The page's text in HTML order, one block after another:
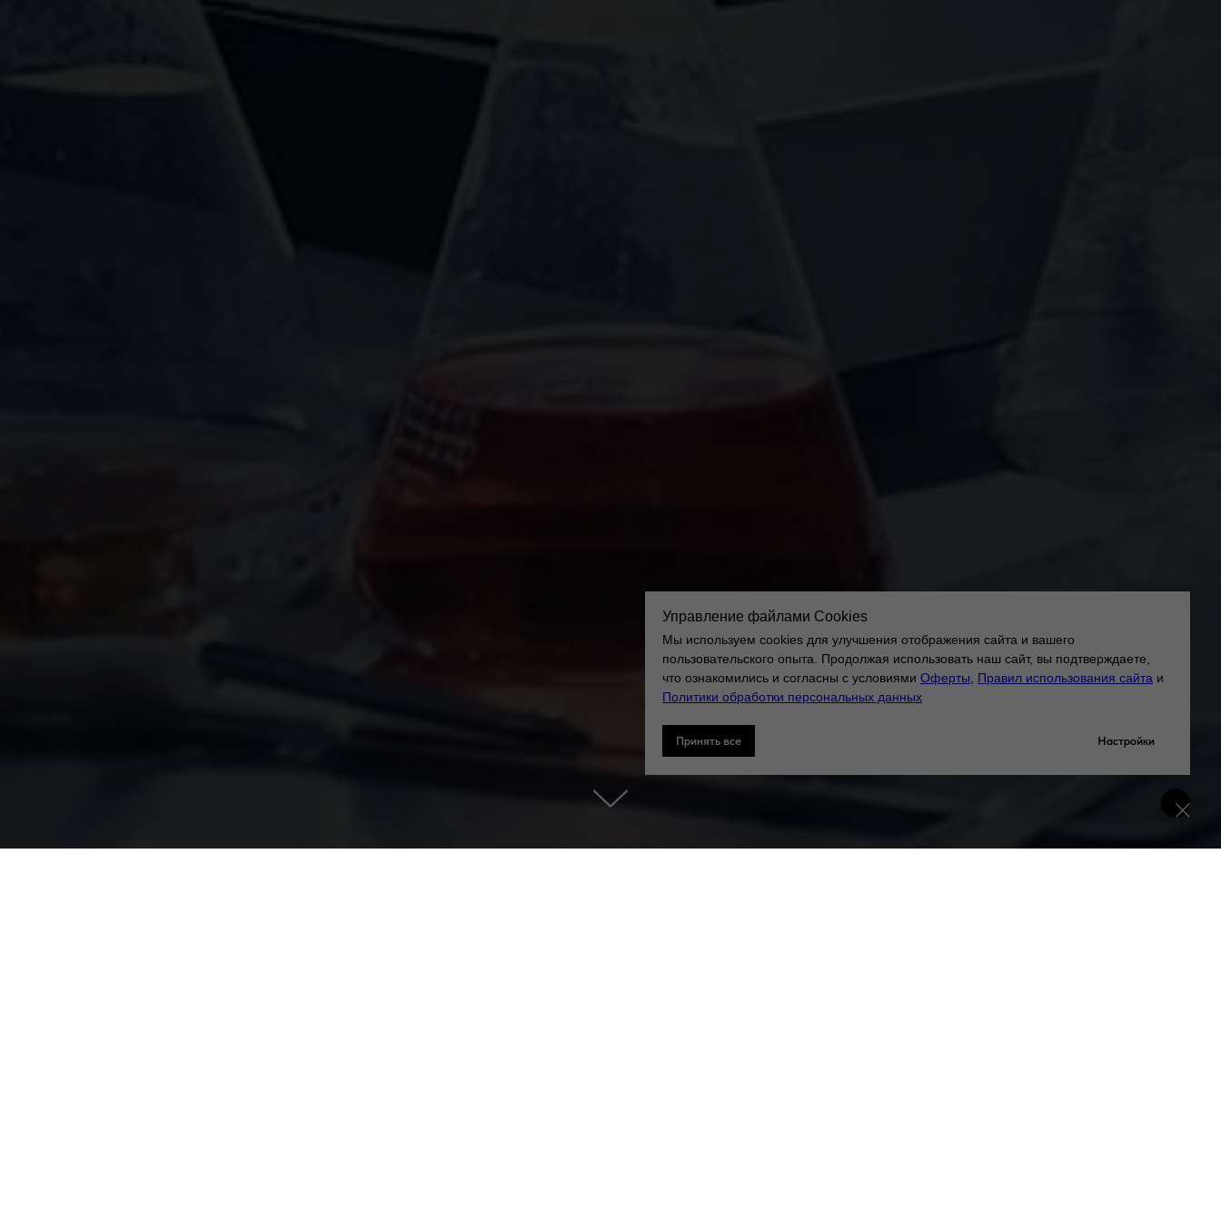
Управление файлами Cookies
Мы используем cookies для улучшения отображения сайта и вашего
пользовательского опыта. Продолжая использовать наш сайт, вы подтверждаете,
что ознакомились и согласны с условиями Оферты, Правил использования сайта и
Политики обработки персональных данных
Принять все Настройки